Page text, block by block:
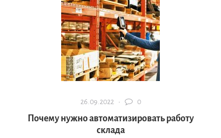
26.09.2022 · 0
Почему нужно автоматизировать работу
склада